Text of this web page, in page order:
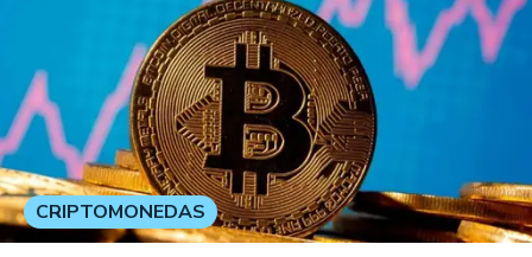
CRIPTOMONEDAS